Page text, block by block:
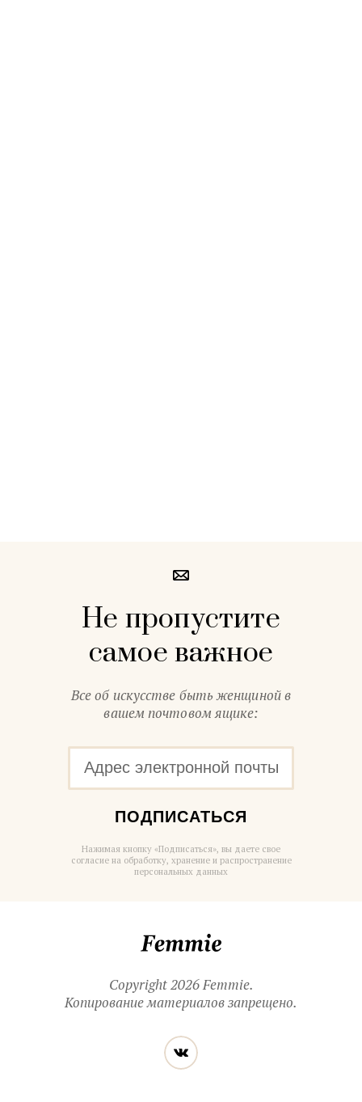
Не пропустите
самое важное
Все об искусстве быть женщиной в
вашем почтовом ящике:
ПОДПИСАТЬСЯ
Нажимая кнопку «Подписаться», вы даете свое
согласие на обработку, хранение и распространение
персональных данных
Copyright 2026 Femmie.
Копирование материалов запрещено.
Читайте
нас
в социальных